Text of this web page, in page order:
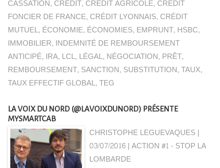
CASSATION, CRÉDIT, CRÉDIT AGRICOLE, CRÉDIT
FONCIER DE FRANCE, CRÉDIT LYONNAIS, CRÉDIT
MUTUEL, ÉCONOMIE, ÉCONOMIES, EMPRUNT, HSBC,
IMMOBILIER, INDEMNITÉ DE REMBOURSEMENT
ANTICIPÉ, IRA, LCL, LÉGAL, NÉGOCIATION, PRÊT,
REMBOURSEMENT, SANCTION, SUBSTITUTION,TAUX,
TAUX EFFECTIF GLOBAL,TEG
LA VOIX DU NORD (@LAVOIXDUNORD) PRÉSENTE
MYSMARTCAB
CHRISTOPHE LEGUEVAQUES |
03/07/2016|ACTION #1 - STOP LA
LOMBARDE